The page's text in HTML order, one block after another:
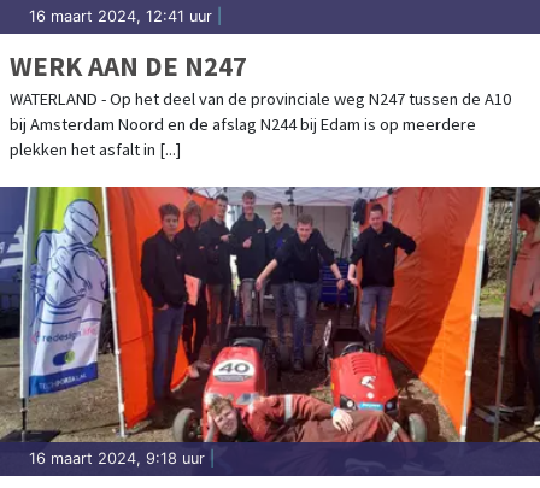
16 maart 2024, 12:41 uur
WERK AAN DE N247
WATERLAND - Op het deel van de provinciale weg N247 tussen de A10
bij Amsterdam Noord en de afslag N244 bij Edam is op meerdere
plekken het asfalt in [...]
16 maart 2024, 9:18 uur